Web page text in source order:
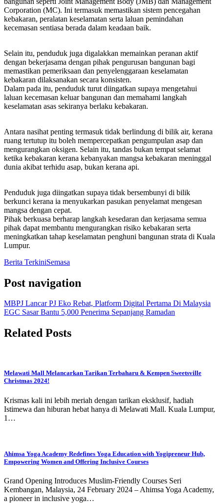
Corporation (MC). Ini termasuk memastikan sistem pencegahan
kebakaran, peralatan keselamatan serta laluan pemindahan
kecemasan sentiasa berada dalam keadaan baik.
Selain itu, penduduk juga digalakkan memainkan peranan aktif
dengan bekerjasama dengan pihak pengurusan bangunan bagi
memastikan pemeriksaan dan penyelenggaraan keselamatan
kebakaran dilaksanakan secara konsisten.
Dalam pada itu, penduduk turut diingatkan supaya mengetahui
laluan kecemasan keluar bangunan dan memahami langkah
keselamatan asas sekiranya berlaku kebakaran.
Antara nasihat penting termasuk tidak berlindung di bilik air, kerana
ruang tertutup itu boleh mempercepatkan pengumpulan asap dan
mengurangkan oksigen. Selain itu, tandas bukan tempat selamat
ketika kebakaran kerana kebanyakan mangsa kebakaran meninggal
dunia akibat terhidu asap, bukan kerana api.
Penduduk juga diingatkan supaya tidak bersembunyi di bilik
berkunci kerana ia menyukarkan pasukan penyelamat mengesan
mangsa dengan cepat.
Pihak berkuasa berharap langkah kesedaran dan kerjasama semua
pihak dapat membantu mengurangkan risiko kebakaran serta
meningkatkan tahap keselamatan penghuni bangunan strata di Kuala
Lumpur.
Berita TerkiniSemasa
Post navigation
MBPJ Lancar PJ Eko Rebat, Platform Digital Pertama Di Malaysia
EGC Sasar Bantu 5,000 Penerima Sepanjang Ramadan
Related Posts
Melawati Mall Melancarkan Tarikan Terbaharu & Kempen Sweetsville
Christmas 2024!
Krismas kali ini lebih meriah dengan tarikan eksklusif, hadiah
Istimewa dan hiburan hebat hanya di Melawati Mall. Kuala Lumpur,
1…
Ahimsa Yoga Academy Redefines Yoga Education with Yogipreneur Hub,
Empowering Women and Offering Inclusive Courses
Grand Opening Introduces Muslim-Friendly Courses Seri
Kembangan, Malaysia, 24 February 2024 – Ahimsa Yoga Academy,
a pioneer in inclusive yoga…